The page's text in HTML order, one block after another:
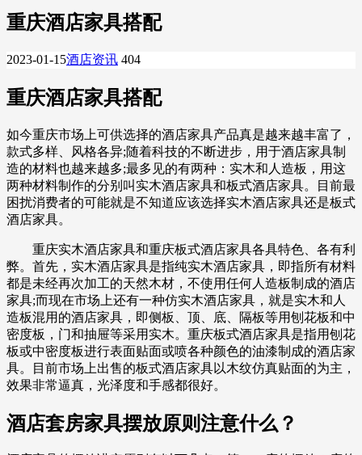
重庆酒店家具搭配
2023-01-15酒店资讯 404
重庆酒店家具搭配
如今重庆市场上可供选择的酒店家具产品真是越来越丰富了，
款式多样、风格各异;随着科技的不断进步，用于酒店家具制
造的材料也越来越多;最多见的有两种：实木和人造板，用这
两种材料制作的分别叫实木酒店家具和板式酒店家具。目前最
困扰消费者的可能就是不知道应该选择实木酒店家具还是板式
酒店家具。
重庆实木酒店家具和重庆板式酒店家具各具特色、各有利
弊。首先，实木酒店家具是指纯实木酒店家具，即指所有材料
都是未经再次加工的天然木材，不使用任何人造板制成的酒店
家具;而现在市场上还有一种仿实木酒店家具，就是实木和人
造板混用的酒店家具，即侧板、顶、底、隔板等用刨花板和中
密度板，门和抽屉等采用实木。重庆板式酒店家具是指用刨花
板或中密度板进行表面贴面或喷各种颜色的油漆制成的酒店家
具。目前市场上出售的板式酒店家具以木纹仿真贴面的为主，
效果非常逼真，光泽度和手感都很好。
酒店套房家具摆放原则注意什么？